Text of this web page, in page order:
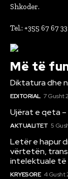
Shkoder.
Tel.: +355 67 67
Më të
Diktatura dhe
EDITORIAL 7 Gusht
Ujërat e qeta
AKTUALITET 5
Letër e hapur
vërtetën,
intelektuale të
KRYESORE 4 Gusht